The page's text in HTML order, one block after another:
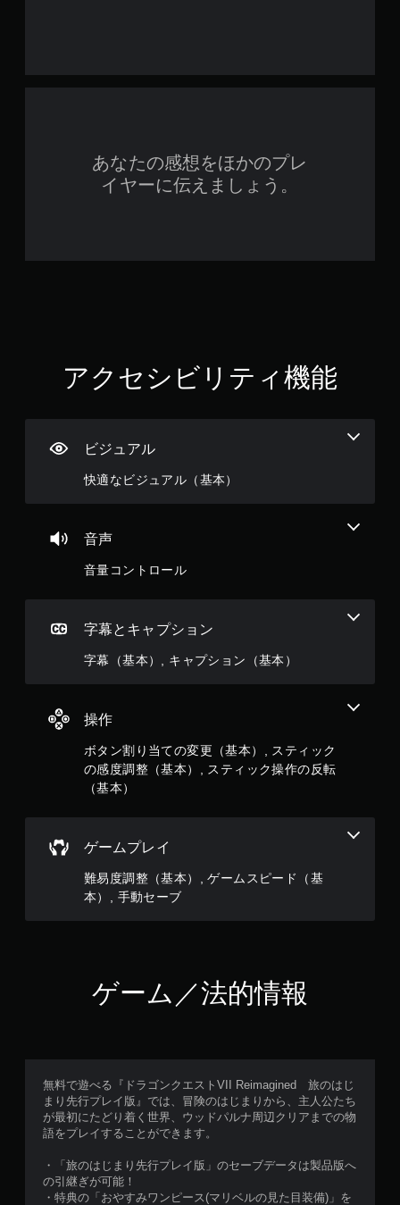
あなたの感想をほかのプレ
イヤーに伝えましょう。
アクセシビリティ機能
ビジュアル
快適なビジュアル（基本）
音声
音量コントロール
字幕とキャプション
字幕（基本）, キャプション（基本）
操作
ボタン割り当ての変更（基本）, スティック
の感度調整（基本）, スティック操作の反転
（基本）
ゲームプレイ
難易度調整（基本）, ゲームスピード（基
本）, 手動セーブ
ゲーム／法的情報
無料で遊べる『ドラゴンクエストVII Reimagined 旅のはじ
まり先行プレイ版』では、冒険のはじまりから、主人公たち
が最初にたどり着く世界、ウッドパルナ周辺クリアまでの物
語をプレイすることができます。
・「旅のはじまり先行プレイ版」のセーブデータは製品版へ
の引継ぎが可能！
・特典の「おやすみワンピース(マリベルの見た目装備)」を